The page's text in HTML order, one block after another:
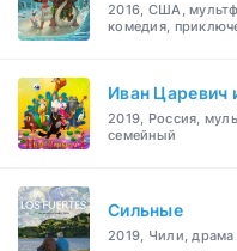
2016, США,
комедия,
Иван Царевич
2019, Россия,
семейный
Сильные
2019, Чили, драма